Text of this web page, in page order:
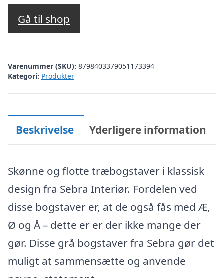
oprindelige
pris
var:
kr. 19,00.kr. 15,20.
Gå til shop
Varenummer (SKU): 8798403379051173394
Kategori: Produkter
Beskrivelse Yderligere information
Skønne og flotte træbogstaver i klassisk
design fra Sebra Interiør. Fordelen ved
disse bogstaver er, at de også fås med Æ,
Ø og Å – dette er er der ikke mange der
gør. Disse grå bogstaver fra Sebra gør det
muligt at sammensætte og anvende